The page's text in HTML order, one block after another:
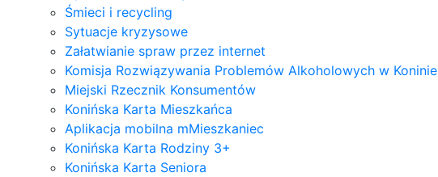
Śmieci i recycling
Sytuacje kryzysowe
Załatwianie spraw przez internet
Komisja Rozwiązywania Problemów Alkoholowych w Koninie
Miejski Rzecznik Konsumentów
Konińska Karta Mieszkańca
Aplikacja mobilna mMieszkaniec
Konińska Karta Rodziny 3+
Konińska Karta Seniora